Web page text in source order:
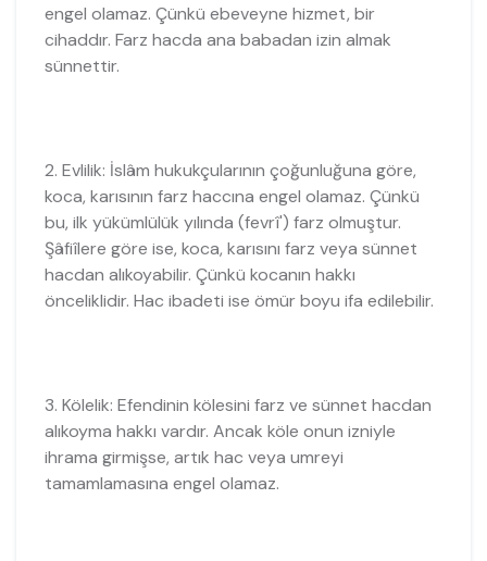
engel olamaz. Çünkü ebeveyne hizmet, bir
cihaddır. Farz hacda ana babadan izin almak
sünnettir.
2. Evlilik: İslâm hukukçularının çoğunluğuna göre,
koca, karısının farz haccına engel olamaz. Çünkü
bu, ilk yükümlülük yılında (fevrî') farz olmuştur.
Şâfiîlere göre ise, koca, karısını farz veya sünnet
hacdan alıkoyabilir. Çünkü kocanın hakkı
önceliklidir. Hac ibadeti ise ömür boyu ifa edilebilir.
3. Kölelik: Efendinin kölesini farz ve sünnet hacdan
alıkoyma hakkı vardır. Ancak köle onun izniyle
ihrama girmişse, artık hac veya umreyi
tamamlamasına engel olamaz.